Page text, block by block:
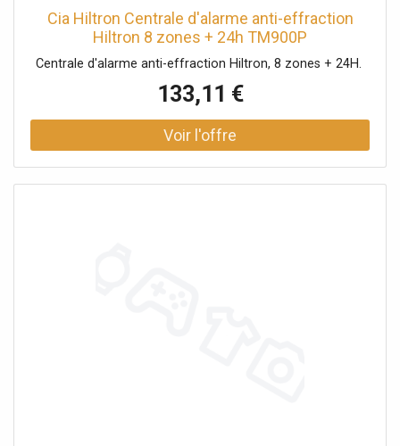
Cia Hiltron Centrale d'alarme anti-effraction
Hiltron 8 zones + 24h TM900P
Centrale d'alarme anti-effraction Hiltron, 8 zones + 24H.
133,11 €